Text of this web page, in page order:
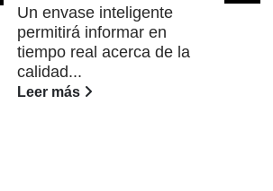
Un envase inteligente
permitirá informar en
tiempo real acerca de la
calidad...
Leer más